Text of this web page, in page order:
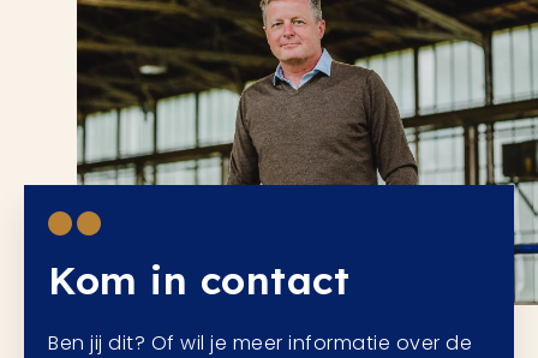
Kom in contact
Ben jij dit? Of wil je meer informatie over de